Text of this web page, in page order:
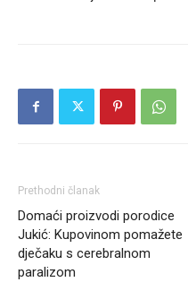
Prethodni članak
Domaći proizvodi porodice
Jukić: Kupovinom pomažete
dječaku s cerebralnom
paralizom